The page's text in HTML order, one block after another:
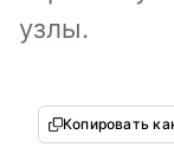
узлы.
Копировать